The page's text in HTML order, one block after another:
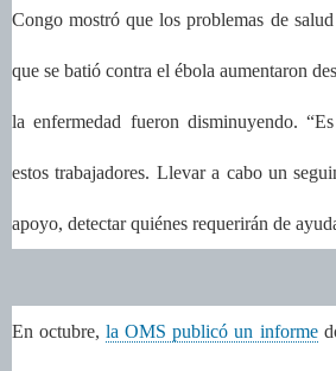
Congo mostró que los problemas de
que se batió contra el ébola aumentaron
la enfermedad fueron disminuyendo.
estos trabajadores. Llevar a cabo un
apoyo, detectar quiénes requerirán de
En octubre,la OMS publicó un informe